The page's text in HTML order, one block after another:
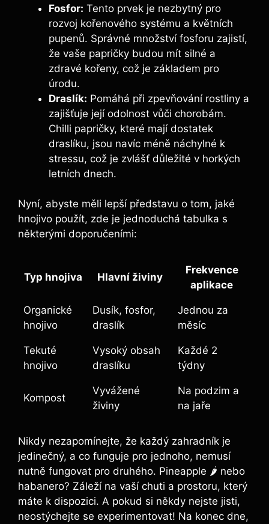
Fosfor: Tento prvek je⁤ nezbytný pro
rozvoj kořenového systému a ​květních⁢
pupenů.⁢ Správné množství ⁤fosforu zajistí,
že vaše papričky budou mít ⁢silné⁢ a
zdravé kořeny, což je ⁣základem pro⁤
úrodu.
Draslík: Pomáhá⁢ při zpevňování rostliny a
zajišťuje její​ odolnost vůči chorobám.
Chilli papričky, ⁣které ⁣mají ‌dostatek
draslíku,‍ jsou ‍navíc méně náchylné k‌
stressu,‍ což je zvlášť důležité v horkých
letních dnech.
Nyní,⁣ abyste⁤ měli lepší‌ představu o tom,​ jaké
hnojivo použít, zde je ‌jednoduchá tabulka s
některými doporučeními:
Typ hnojiva Hlavní ⁤živiny
Frekvence
aplikace
Organické
hnojivo
Dusík, fosfor,
draslík
Jednou za
měsíc
Tekuté
hnojivo
Vysoký obsah
⁤draslíku
Každé 2
týdny
Kompost
Vyvážené ​
živiny
Na podzim a
na jaře
Nikdy nezapomínejte, že každý zahradník je‌
jedinečný,‌ a co funguje pro ‌jednoho, nemusí
nutně fungovat pro⁤ druhého. Pineapple 🌶️ nebo⁤
habanero? Záleží na ⁢vaší ‌chuti a prostoru, ⁣který
máte k dispozici. A pokud ⁣si někdy⁤ nejste⁣ jisti,
neostýchejte se experimentovat! Na konec dne,⁣